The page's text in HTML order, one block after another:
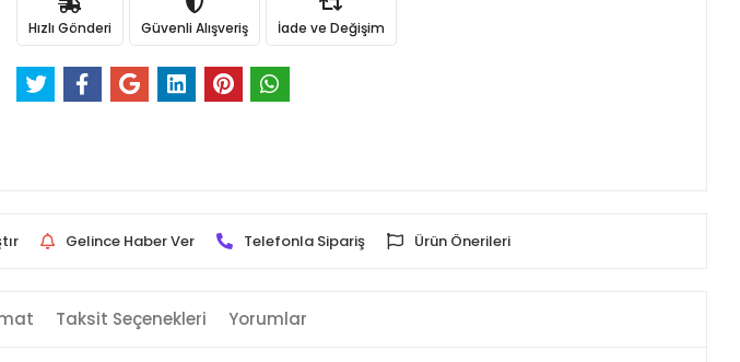
Hızlı Gönderi Güvenli Alışveriş İade ve Değişim
Gelince Haber Ver Telefonla Sipariş Ürün Önerileri
Taksit Seçenekleri Yorumlar